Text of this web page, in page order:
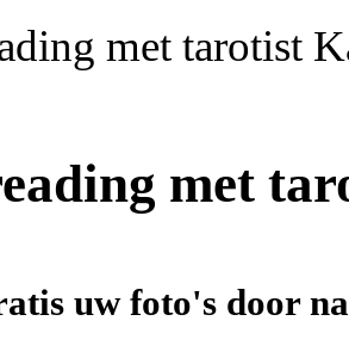
met
uw foto's door